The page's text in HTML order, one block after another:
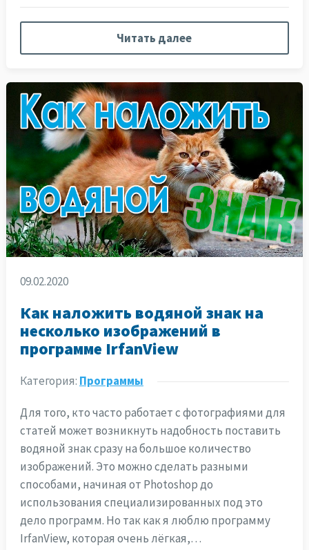
Читать далее
09.02.2020
Как наложить водяной знак на
несколько изображений в
программе IrfanView
Категория: Программы
Для того, кто часто работает с фотографиями для
статей может возникнуть надобность поставить
водяной знак сразу на большое количество
изображений. Это можно сделать разными
способами, начиная от Photoshop до
использования специализированных под это
дело программ. Но так как я люблю программу
IrfanView, которая очень лёгкая,…